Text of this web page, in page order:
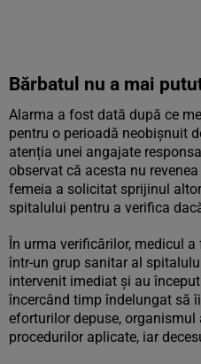
Bărbatul nu a mai
Alarma a fost dată după ce
pentru o perioadă neobișnuit
atenția unei angajate
observat că acesta nu
femeia a solicitat sprijinul
spitalului pentru a verifica
În urma verificărilor, medicul
într-un grup sanitar al
intervenit imediat și au
încercând timp îndelungat să
eforturilor depuse,
procedurilor aplicate, iar